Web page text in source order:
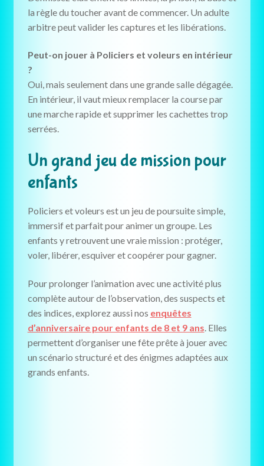
la règle du toucher avant de commencer. Un adulte
arbitre peut valider les captures et les libérations.
Peut-on jouer à Policiers et voleurs en intérieur
?
Oui, mais seulement dans une grande salle dégagée.
En intérieur, il vaut mieux remplacer la course par
une marche rapide et supprimer les cachettes trop
serrées.
Un grand jeu de mission pour
enfants
Policiers et voleurs est un jeu de poursuite simple,
immersif et parfait pour animer un groupe. Les
enfants y retrouvent une vraie mission : protéger,
voler, libérer, esquiver et coopérer pour gagner.
Pour prolonger l’animation avec une activité plus
complète autour de l’observation, des suspects et
des indices, explorez aussi nos enquêtes
d’anniversaire pour enfants de 8 et 9 ans . Elles
permettent d’organiser une fête prête à jouer avec
un scénario structuré et des énigmes adaptées aux
grands enfants.